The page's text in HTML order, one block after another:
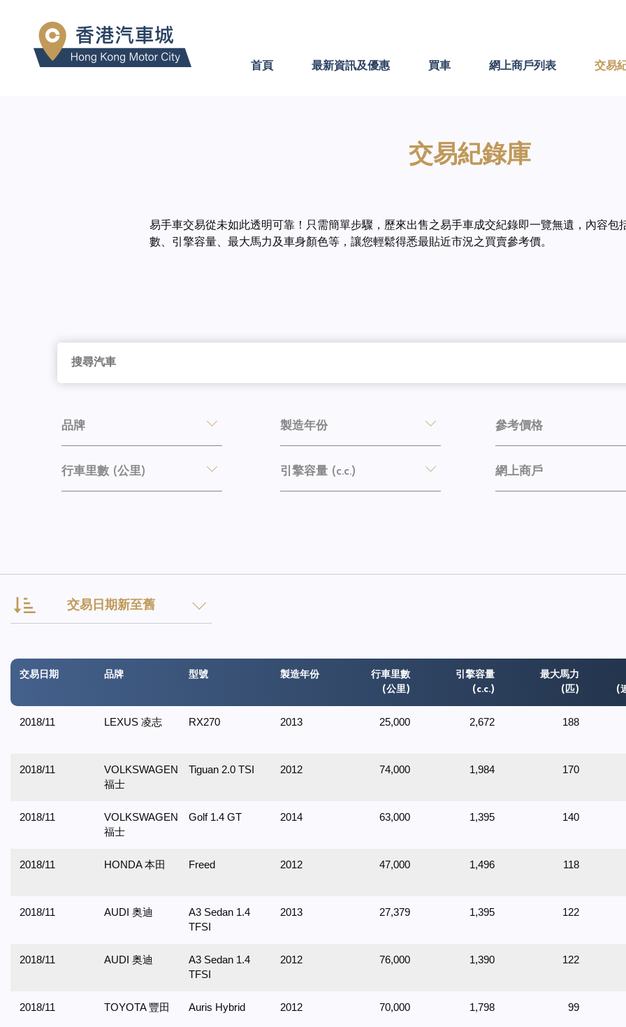
首頁 最新資訊及優惠 買車 網上商戶列表 交易
交易紀錄庫
易手車交易從未如此透明可靠！只需簡單步驟，歷來出售之易手車成交紀錄即一覽無遺，內容包
數、引擎容量、最大馬力及車身顏色等，讓您輕鬆得悉最貼近市況之買賣參考價。
品牌 製造年份 參考價格
行車里數 (公里) 引擎容量 (c.c.) 網上商戶
交易日期新至舊
交易日期 品牌 型號 製造年份
行車里數
(公里)
引擎容量
(c.c.)
最大馬力
(匹)
(
2018/11 LEXUS 凌志 RX270 2013 25,000 2,672 188
2018/11
VOLKSWAGEN
福士
Tiguan 2.0 TSI 2012 74,000 1,984 170
2018/11
VOLKSWAGEN
福士
Golf 1.4 GT 2014 63,000 1,395 140
2018/11 HONDA 本田 Freed 2012 47,000 1,496 118
2018/11 AUDI 奥迪
A3 Sedan 1.4
TFSI
2013 27,379 1,395 122
2018/11 AUDI 奥迪
A3 Sedan 1.4
TFSI
2012 76,000 1,390 122
2018/11 TOYOTA 豐田 Auris Hybrid 2012 70,000 1,798 99